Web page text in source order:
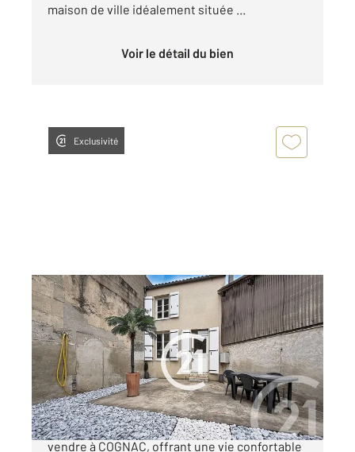
maison de ville idéalement située ...
Voir le détail du bien
Exclusivité
COGNAC 16
75 m2, 3 pièces
Ref : 3122
Maison à vendre
170 880 €
Charmante maison récemment rénovée à
vendre à COGNAC, offrant une vie confortable